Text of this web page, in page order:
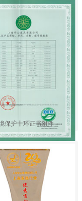
保护十环证书附件